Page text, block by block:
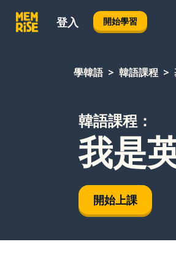
登入 開始學習
學韓語 韓語課程
韓語課程：
我是
開始上課